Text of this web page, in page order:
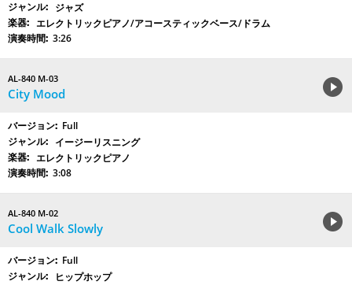
ジャズ
エレクトリックピアノ/アコースティックベース/ドラム
3:26
AL-840 M-03
City Mood
Full
イージーリスニング
エレクトリックピアノ
3:08
AL-840 M-02
Cool Walk Slowly
Full
ヒップホップ